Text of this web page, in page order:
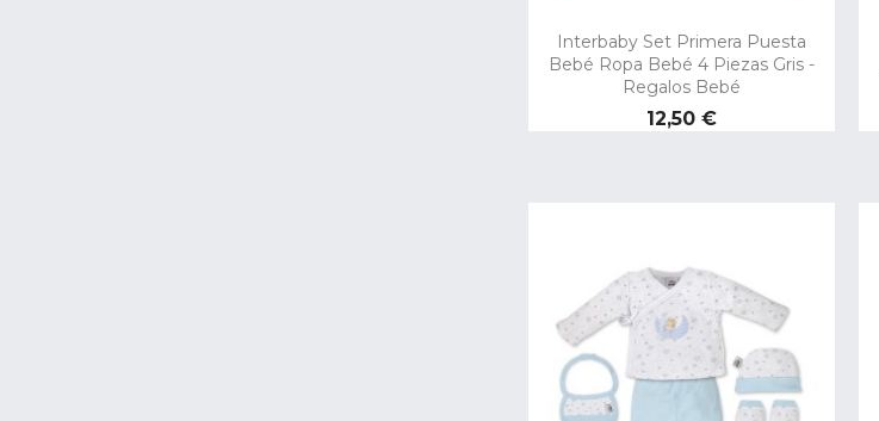
Interbaby Set Primera Puesta
Bebé Ropa Bebé 4 Piezas Gris -
Regalos Bebé
Precio
12,50 €